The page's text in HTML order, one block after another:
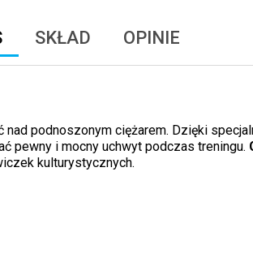
SKŁAD OPINIE
nad podnoszonym ciężarem. Dzięki
pewny i mocny uchwyt podczas treningu.
kulturystycznych.